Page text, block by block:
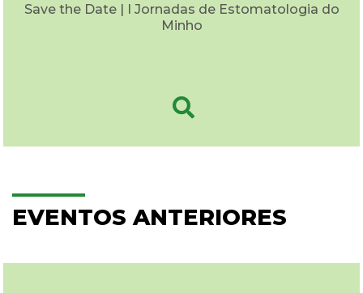
Save the Date | I Jornadas de Estomatologia do
Minho
EVENTOS ANTERIORES